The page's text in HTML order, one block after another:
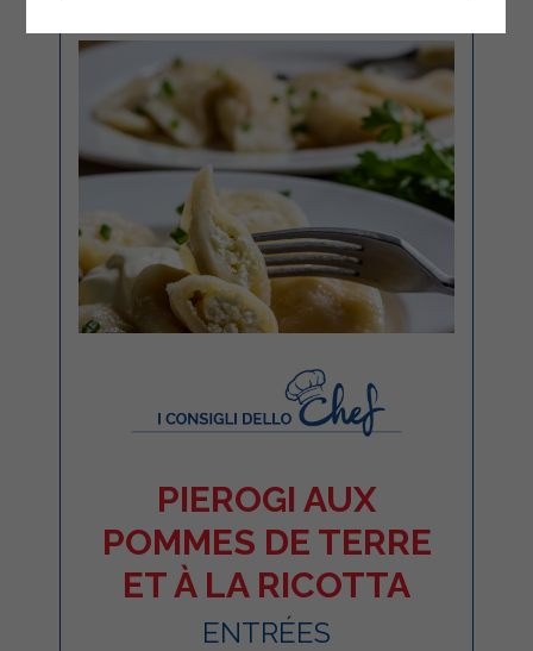
PIEROGI AUX
POMMES DE TERRE
ET À LA RICOTTA
ENTRÉES